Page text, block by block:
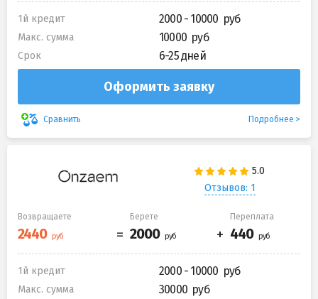
1й кредит 2000 - 10000
Макс. сумма 10000
Срок 6-25 дней
Оформить заявку
Сравнить Подробнее
Отзывов: 1
Возвращаете Берете Переплата
1й кредит 2000 - 10000
Макс. сумма 30000